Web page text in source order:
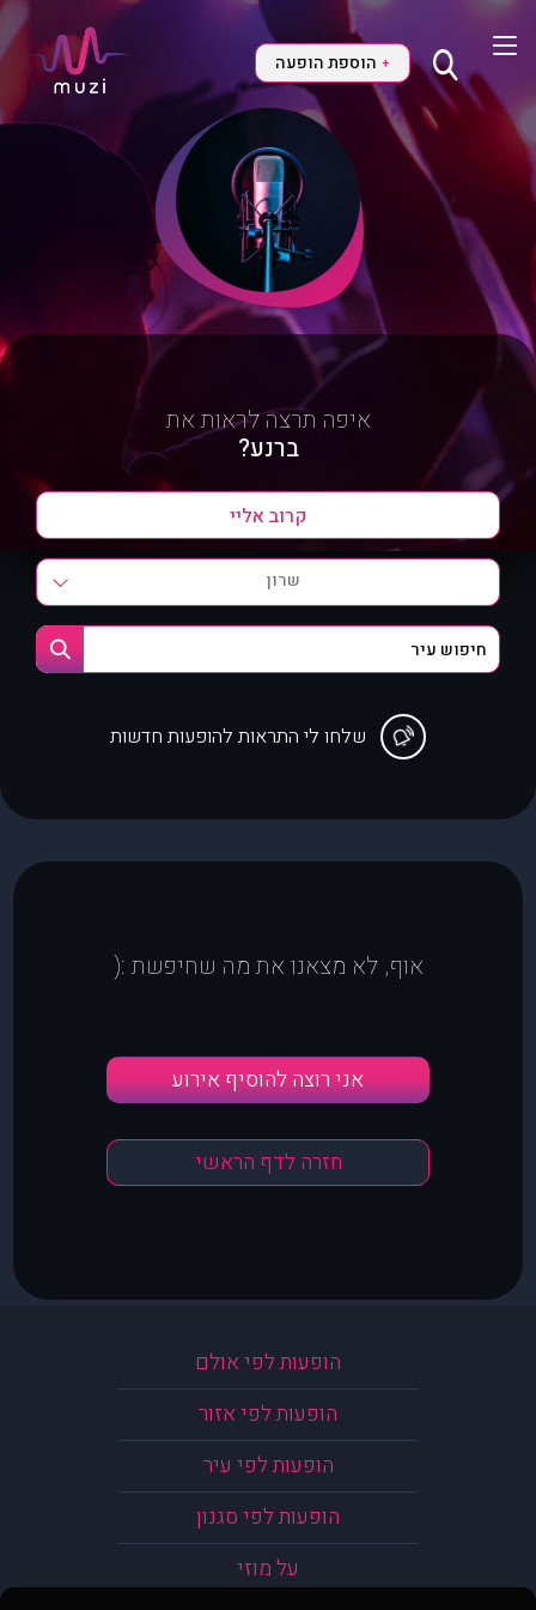
+ הוספת הופעה
איפה תרצה לראות את
ברנע?
שרון
שלחו לי התראות להופעות חדשות
אוף, לא מצאנו את מה שחיפשת :(
אני רוצה להוסיף אירוע
חזרה לדף הראשי
הופעות לפי אולם
הופעות לפי אזור
הופעות לפי עיר
הופעות לפי סגנון
על מוזי